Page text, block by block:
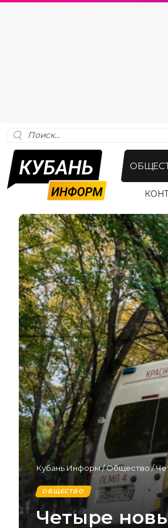
Кубань Информ/Общество/
ОБЩЕСТВО
Четыре